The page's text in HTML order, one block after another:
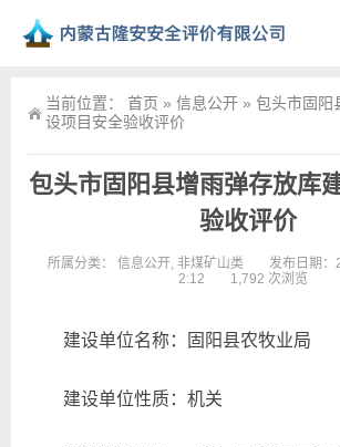
当前位置： 首页 » 信息公开 » 包头市固阳
设项目安全验收评价
包头市固阳县增雨弹存放库
验收评价
所属分类： 信息公开, 非煤矿山类
发布日期
2:12
1,792 次浏览
建设单位名称：固阳县农牧业局
建设单位性质：机关